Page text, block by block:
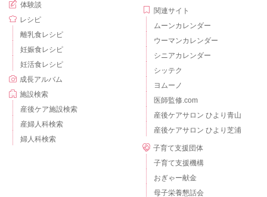
体験談
レシピ
離乳食レシピ
妊娠食レシピ
妊活食レシピ
成長アルバム
施設検索
産後ケア施設検索
産婦人科検索
婦人科検索
関連サイト
ムーンカレンダー
ウーマンカレンダー
シニアカレンダー
シッテク
ヨムーノ
医師監修.com
産後ケアサロン ひより青山
産後ケアサロン ひより芝浦
子育て支援団体
子育て支援機構
おぎゃー献金
母子栄養懇話会